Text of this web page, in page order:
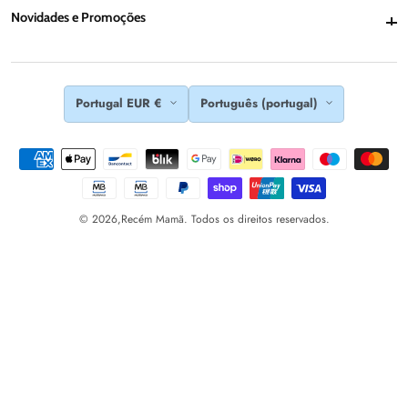
Novidades e PromoçõesNovidades e Promoções
Portugal EUR € Português (portugal)
© 2026,Recém Mamã. Todos os direitos reservados.